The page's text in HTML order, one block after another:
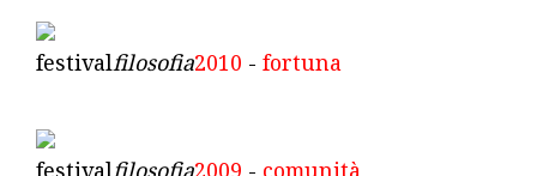
festivalfilosofia2010 - fortuna
festivalfilosofia2009 - comunità